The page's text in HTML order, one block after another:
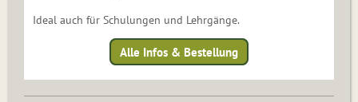
Ideal auch für Schulungen und Lehrgänge.
Alle Infos & Bestellung